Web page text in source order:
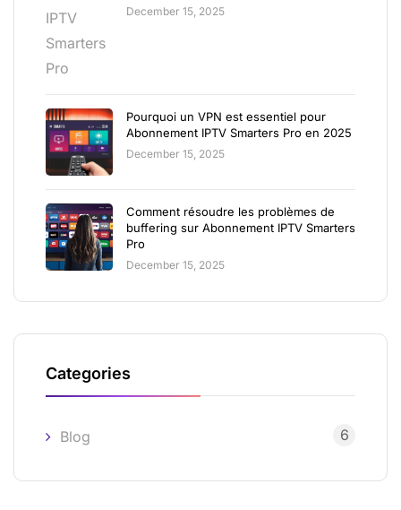
December 15, 2025
Pourquoi un VPN est essentiel pour
Abonnement IPTV Smarters Pro en 2025
December 15, 2025
Comment résoudre les problèmes de
buffering sur Abonnement IPTV Smarters
Pro
December 15, 2025
Categories
Blog 6